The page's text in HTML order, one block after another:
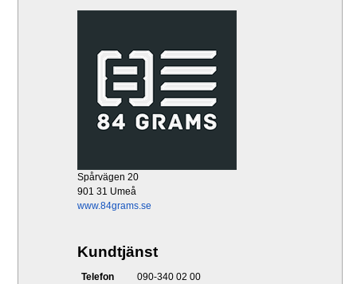
Spårvägen 20
901 31 Umeå
www.84grams.se
Kundtjänst
Telefon
090-340 02 00